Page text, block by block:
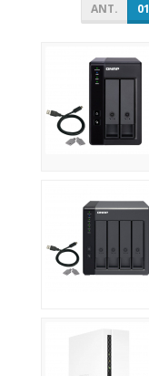
ANT. 01